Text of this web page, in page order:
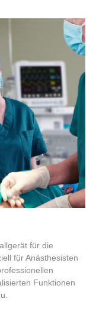
für die
für Anästhesisten
Funktionen